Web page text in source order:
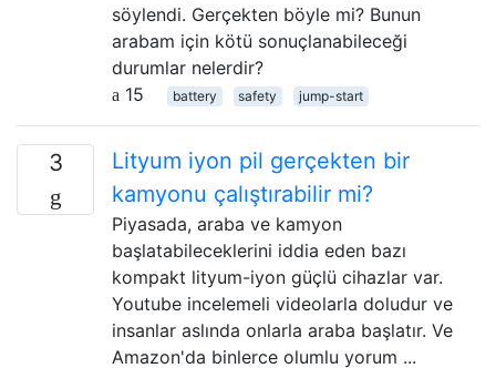
söylendi. Gerçekten böyle mi? Bunun
arabam için kötü sonuçlanabileceği
durumlar nelerdir?
15
battery safety jump-start
3
Lityum iyon pil gerçekten bir
kamyonu çalıştırabilir mi?
Piyasada, araba ve kamyon
başlatabileceklerini iddia eden bazı
kompakt lityum-iyon güçlü cihazlar var.
Youtube incelemeli videolarla doludur ve
insanlar aslında onlarla araba başlatır. Ve
Amazon'da binlerce olumlu yorum ...